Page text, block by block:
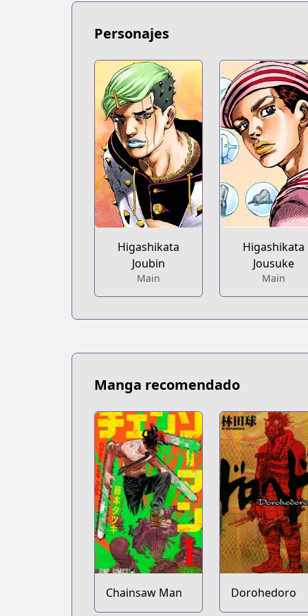
Personajes
Higashikata
Joubin
Main
Higashikata
Jousuke
Main
Manga recomendado
Chainsaw Man Dorohedoro